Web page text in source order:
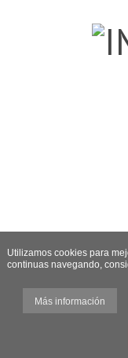
Utilizamos cookies para
continuas navegando,
Más información